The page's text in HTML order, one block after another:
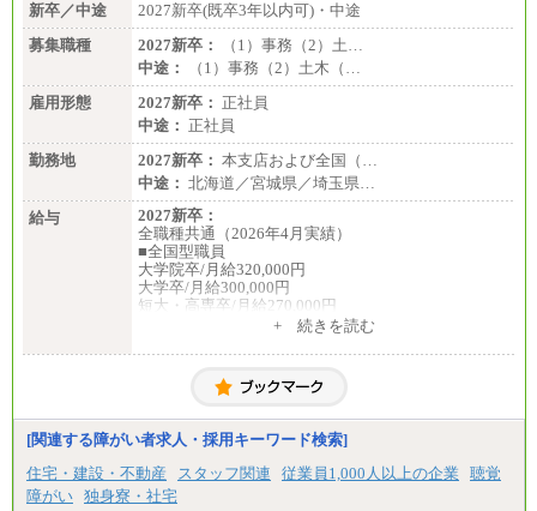
新卒／中途
2027新卒(既卒3年以内可)・中途
募集職種
2027新卒：
（1）事務（2）土…
中途：
（1）事務（2）土木（…
雇用形態
2027新卒： 正社員
中途： 正社員
勤務地
2027新卒： 本支店および全国（…
中途： 北海道／宮城県／埼玉県…
給与
2027新卒：
全職種共通（2026年4月実績）
■全国型職員
大学院卒/月給320,000円
大学卒/月給300,000円
短大・高専卒/月給270,000円
大学院卒/月給256,000円～288,000円
大学卒/月給240,000円～270,000円
短大・高専卒/月給216,000円～243,000円
■特定職員※
大学院卒/月給234,000円～263,000円
大学卒/月給219,000円～246,000円
短大・高専卒/月給197,000円～222,000円
+ 続きを読む
[関連する障がい者求人・採用キーワード検索]
住宅・建設・不動産
スタッフ関連 従業員1,000人以上の企業
聴覚
障がい 独身寮・社宅